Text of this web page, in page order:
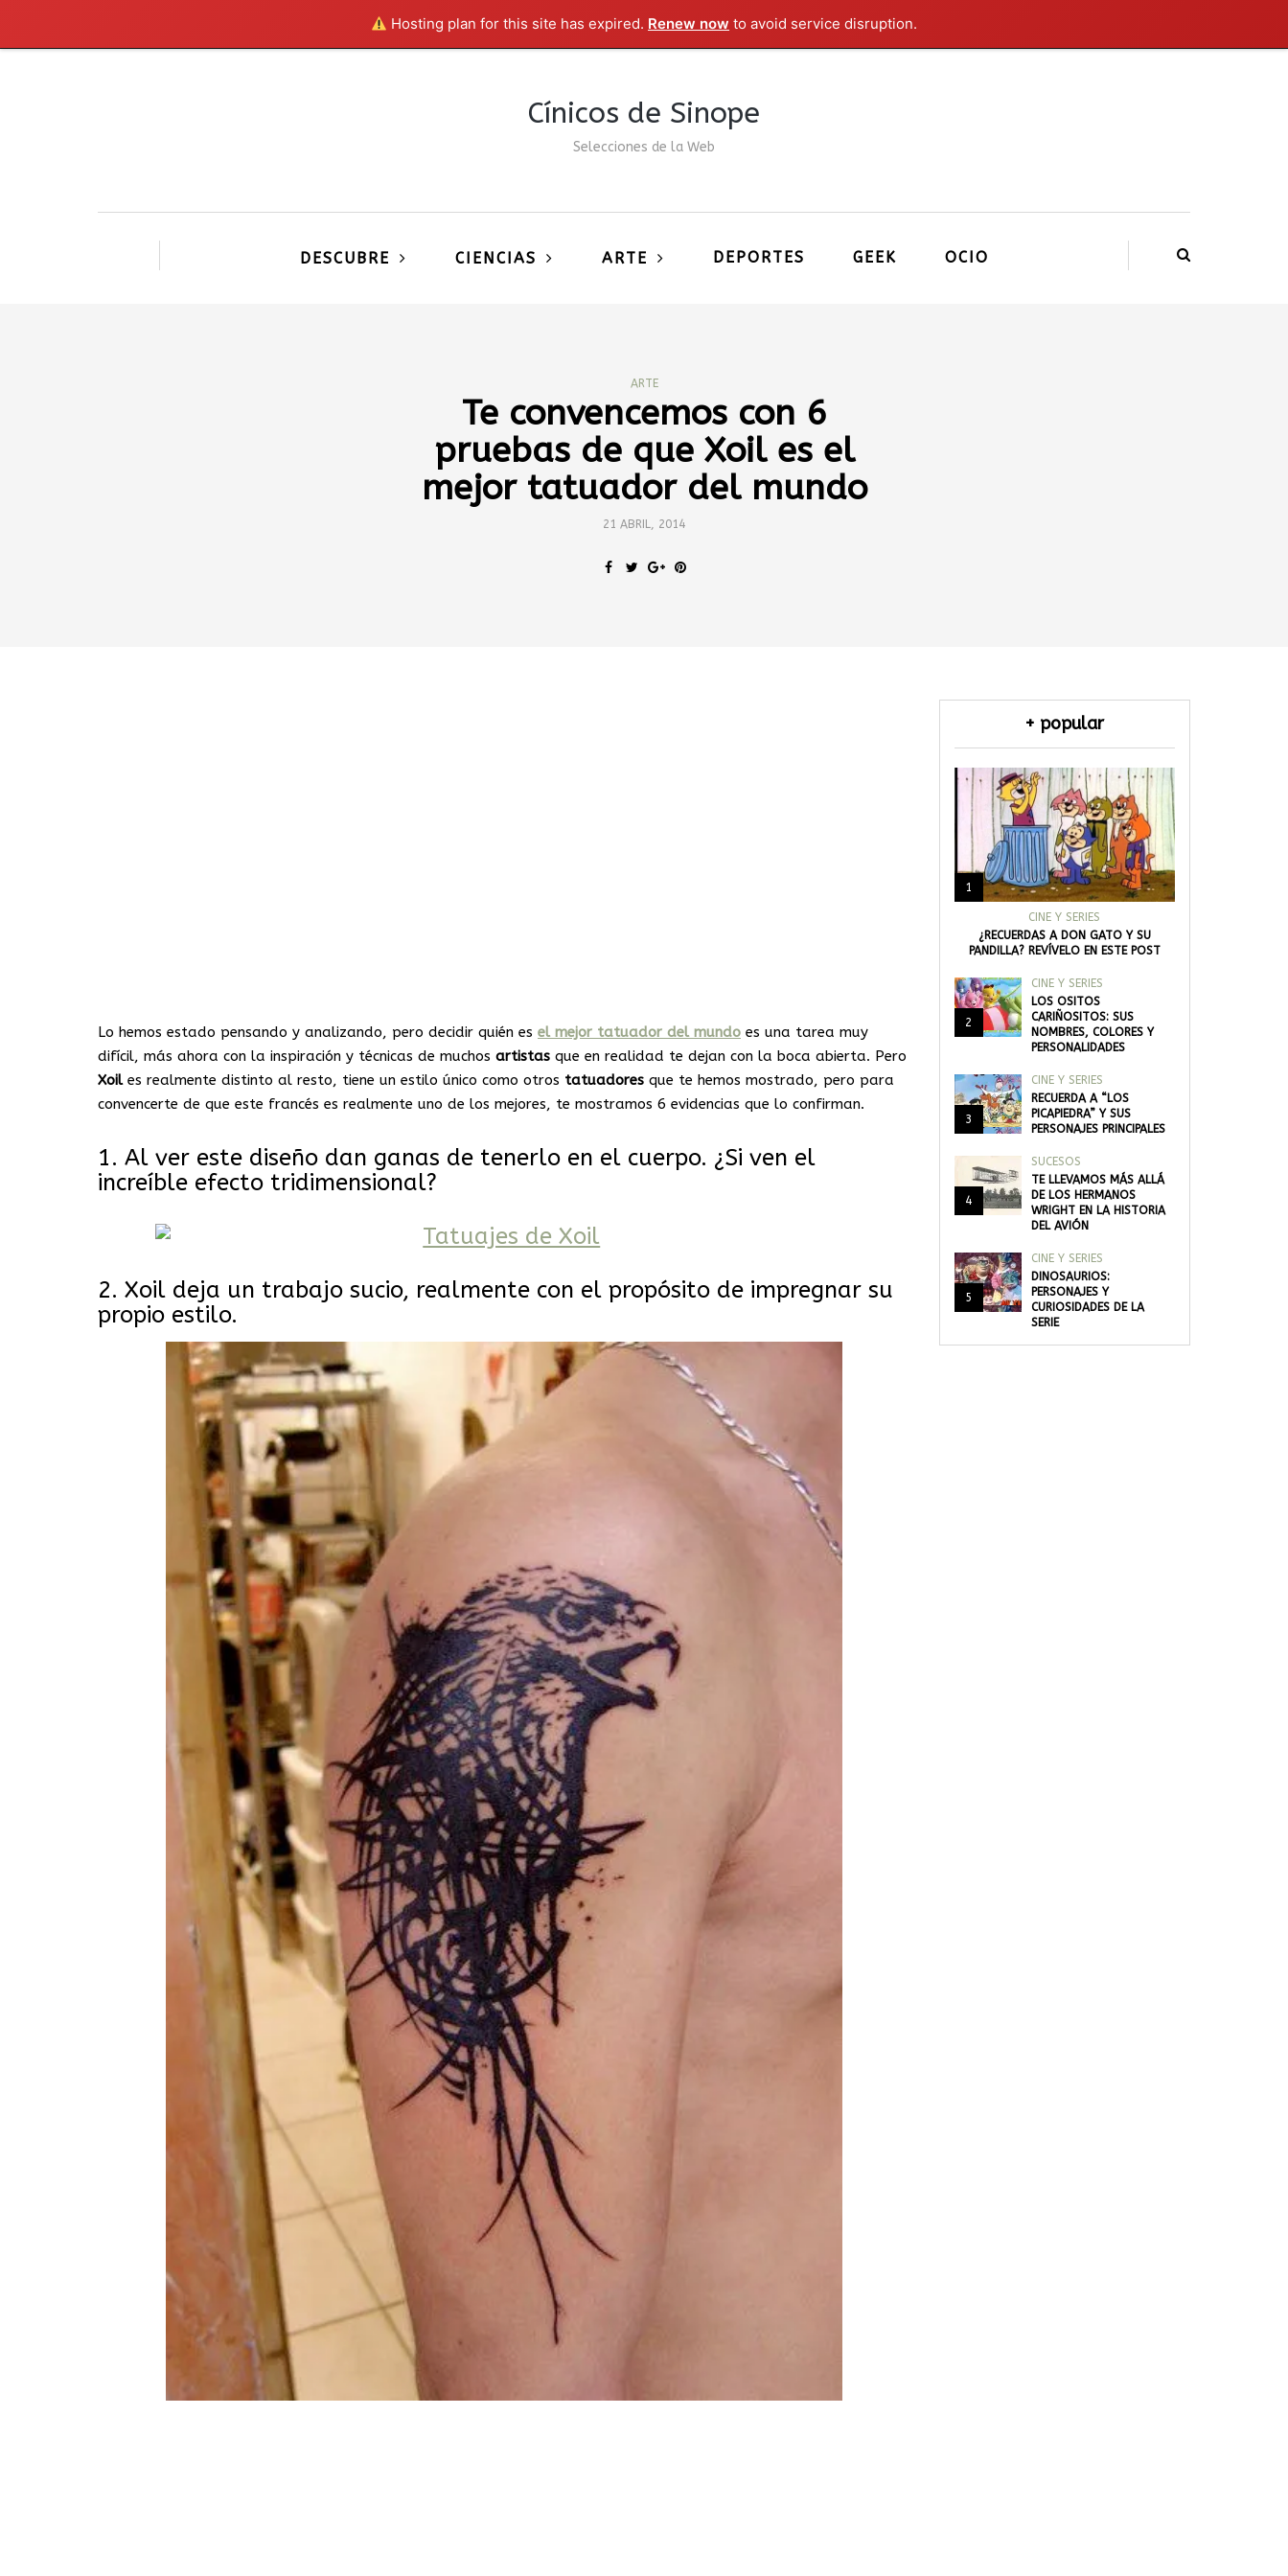
Hosting plan for this site has expired. Renew now to avoid service disruption.
Cínicos de Sinope
Selecciones de la Web
DESCUBRE CIENCIAS ARTE DEPORTES GEEK OCIO
ARTE
Te convencemos con 6
pruebas de que Xoil es el
mejor tatuador del mundo
21 ABRIL, 2014
Lo hemos estado pensando y analizando, pero decidir quién es el mejor tatuador del mundo es una tarea muy
difícil, más ahora con la inspiración y técnicas de muchos artistas que en realidad te dejan con la boca abierta. Pero
Xoiles realmente distinto al resto, tiene un estilo único como otros tatuadores que te hemos mostrado, pero para
convencerte de que este francés es realmente uno de los mejores, te mostramos 6 evidencias que lo confirman.
1. Al ver este diseño dan ganas de tenerlo en el cuerpo. ¿Si ven el
increíble efecto tridimensional?
2. Xoil deja un trabajo sucio, realmente con el propósito de impregnar su
propio estilo.
+ popular
1
CINE Y SERIES
¿RECUERDAS A DON GATO Y SU
PANDILLA? REVÍVELO EN ESTE POST
2
CINE Y SERIES
LOS OSITOS
CARIÑOSITOS: SUS
NOMBRES, COLORES Y
PERSONALIDADES
3
CINE Y SERIES
RECUERDA A “LOS
PICAPIEDRA” Y SUS
PERSONAJES PRINCIPALES
4
SUCESOS
TE LLEVAMOS MÁS ALLÁ
DE LOS HERMANOS
WRIGHT EN LA HISTORIA
DEL AVIÓN
5
CINE Y SERIES
DINOSAURIOS:
PERSONAJES Y
CURIOSIDADES DE LA
SERIE